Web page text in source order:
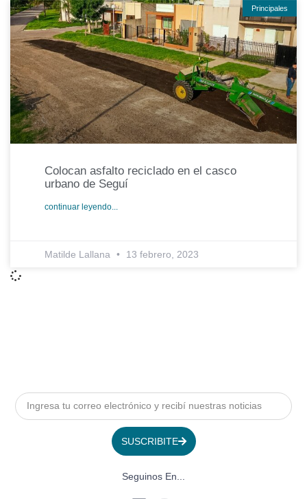
Principales
Colocan asfalto reciclado en el casco
urbano de Seguí
continuar leyendo...
Matilde Lallana 13 febrero, 2023
SUSCRIBITE
Seguinos En...